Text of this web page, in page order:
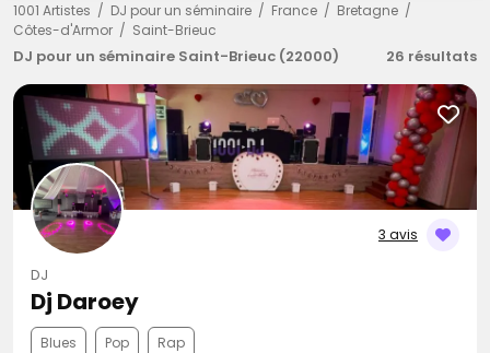
1001 Artistes DJ pour un séminaire France
Bretagne
Côtes-d'Armor
Saint-Brieuc
DJ pour un séminaire Saint-Brieuc (22000) 26 résultats
3 avis
DJ
Dj Daroey
Blues Pop Rap